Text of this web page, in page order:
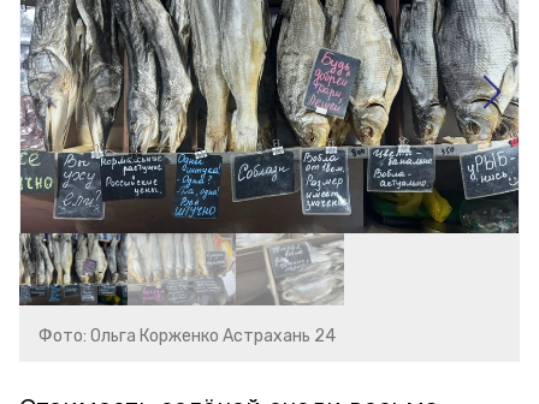
Фото: Ольга Корженко Астрахань 24